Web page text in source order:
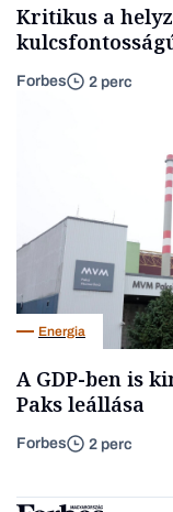
Kritikus a
Forbes 2 perc
Energia
A GDP-ben is
Paks leállása
Forbes 2 perc